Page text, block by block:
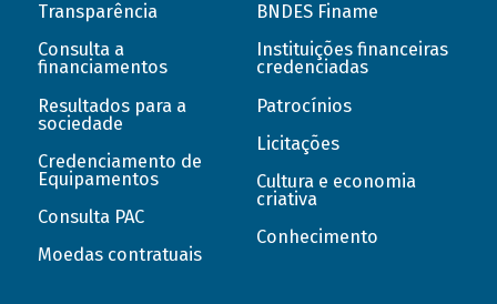
Transparência
Consulta a
financiamentos
Resultados para a
sociedade
Credenciamento de
Equipamentos
Consulta PAC
Moedas contratuais
BNDES Finame
Instituições financeiras
credenciadas
Patrocínios
Licitações
Cultura e economia
criativa
Conhecimento